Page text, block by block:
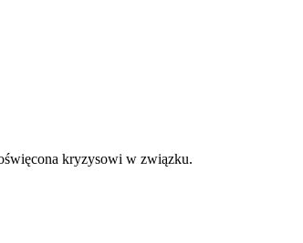
kryzysowi w związku.